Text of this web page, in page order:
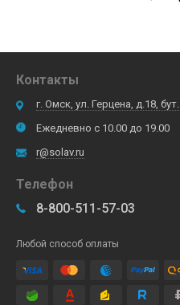
Контакты
г. Омск, ул. Герцена, д.18, бут.
Ежедневно с 10.00 до 19.00
r@solav.ru
Телефон
8-800-511-57-03
Любой способ оплаты